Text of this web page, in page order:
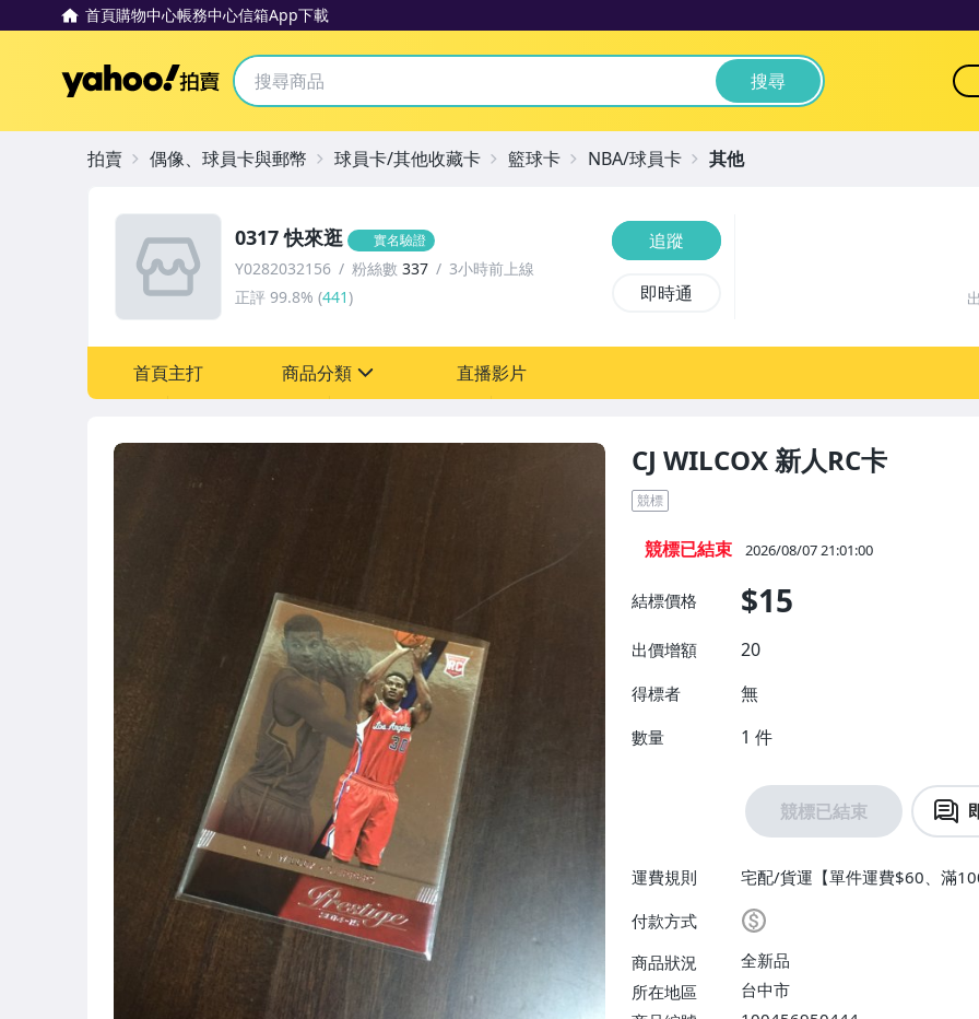
首頁購物中心帳務中心信箱App下載
Yahoo拍賣 搜尋
CJ WILCOX 新人RC卡
競標
競標已結束 2026/08/07 21:01:00
結標價格 $15
出價增額 20
得標者 無
數量 1 件
競標已結束
運費規則
宅配/貨運【單件運費$60、滿
付款方式
商品狀況
全新品
所在地區
台中市
0317 快來逛 實名驗證
Y0282032156 粉絲數 337
3小時前上線
正評 99.8% (441)
追蹤
即時通
首頁主打 商品分類 直播影片
拍賣 偶像、球員卡與郵幣 球員卡/其他收藏卡 籃球卡 NBA/球員卡 其他